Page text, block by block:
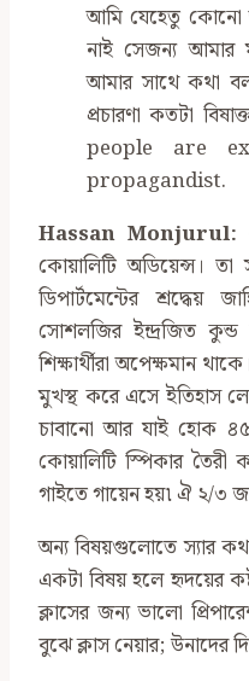
আমি যেহেতু কোনো
নাই সেজন্য আমার
আমার সাথে কথা
প্রচারণা কতটা
people are
propagandist.
Hassan Monjurul:
কোয়ালিটি অডিয়েন্স। তা
ডিপার্টমেন্টের শ্রদ্ধেয়
সোশলজির ইন্দ্রজিত কুন্ড
শিক্ষার্থীরা অপেক্ষমান
মুখস্থ করে এসে ইতিহাস
চাবানো আর যাই হোক ৪৫
কোয়ালিটি স্পিকার তৈরী
গাইতে গায়েন হয়৷ ঐ ২/৩
অন্য বিষয়গুলোতে স্যার
একটা বিষয় হলে হৃদয়ের
ক্লাসের জন্য ভালো
বুঝে ক্লাস নেয়ার; উনাদের